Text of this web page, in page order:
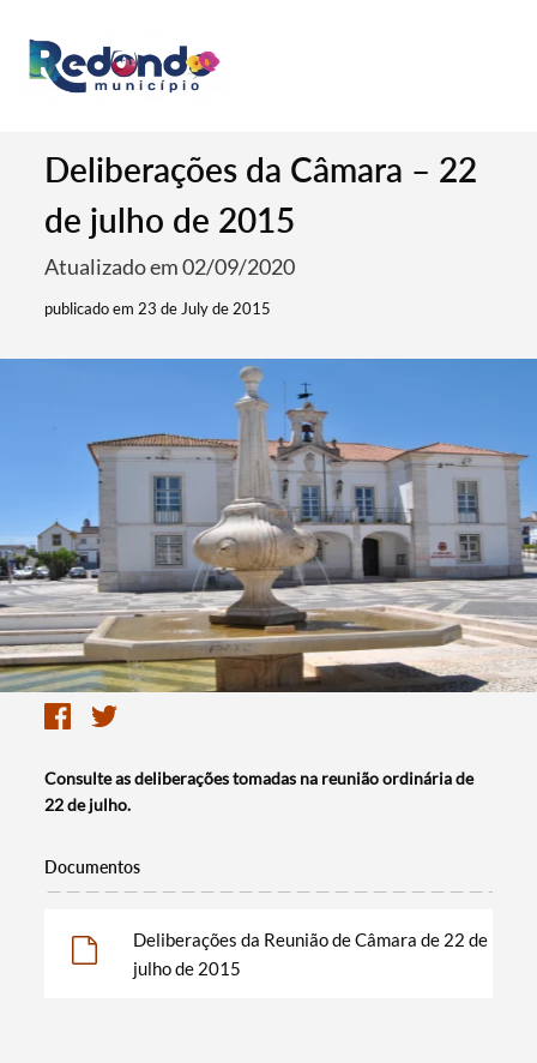
Deliberações da Câmara – 22
de julho de 2015
Atualizado em 02/09/2020
publicado em 23 de July de 2015
Consulte as deliberações tomadas na reunião ordinária de
22 de julho.
Documentos
Deliberações da Reunião de Câmara de 22 de
julho de 2015